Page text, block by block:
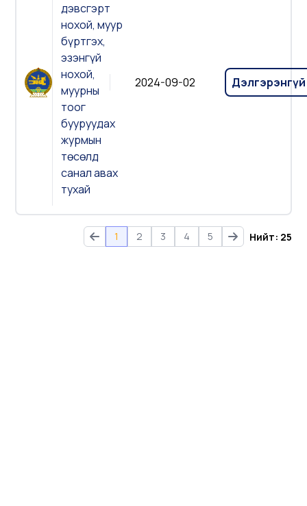
дэвсгэрт
нохой, муур
бүртгэх,
эзэнгүй
нохой,
муурны
тоог
бууруудах
журмын
төсөлд
санал авах
тухай
2024-09-02 Дэлгэрэнгүй
1 2 3 4 5 Нийт: 25